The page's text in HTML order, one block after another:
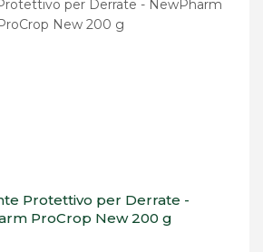
Protettivo per Derrate -
ProCrop New 200 g